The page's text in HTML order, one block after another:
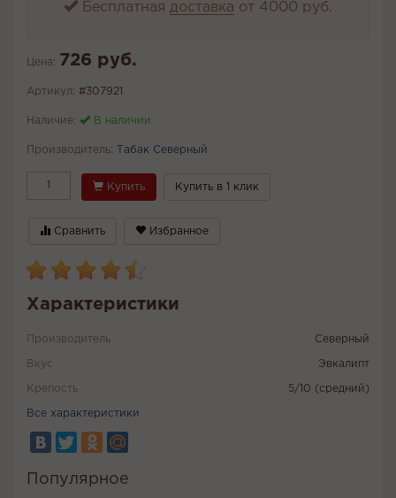
Бесплатная доставка от 4000 руб.
Цена: 726 руб.
Артикул: #307921
Наличие: В наличии
Производитель: Табак Северный
Купить Купить в 1 клик
Сравнить Избранное
Характеристики
Производитель Северный
Вкус Эвкалипт
Крепость 5/10 (средний)
Все характеристики
Популярное